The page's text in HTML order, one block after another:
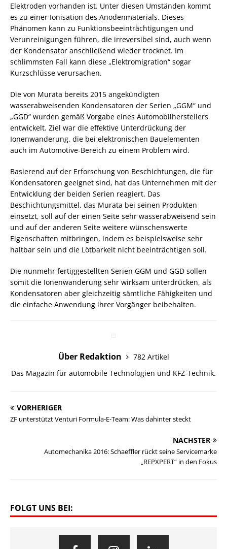
Elektroden vorhanden ist. Unter diesen Umständen kommt
es zu einer Ionisation des Anodenmaterials. Dieses
Phänomen kann zu Funktionsbeeinträchtigungen und
Verunreinigungen führen, die irreversibel sind, auch wenn
der Kondensator anschließend wieder trocknet. Im
schlimmsten Fall kann diese „Elektromigration“ sogar
Kurzschlüsse verursachen.
Die von Murata bereits 2015 angekündigten
wasserabweisenden Kondensatoren der Serien „GGM“ und
„GGD“ wurden gemäß Vorgabe eines Automobilherstellers
entwickelt. Ziel war die effektive Unterdrückung der
Ionenwanderung, die bei elektronischen Bauelementen
auch im Automotive-Bereich zu einem Problem wird.
Basierend auf der Erforschung von Beschichtungen, die für
Kondensatoren geeignet sind, hat das Unternehmen mit der
Entwicklung der beiden Serien reagiert. Das
Beschichtungsmittel, das Murata bei seinen Produkten
einsetzt, soll auf der einen Seite sehr wasserabweisend sein
und auf der anderen Seite weitere wünschenswerte
Eigenschaften mitbringen, indem es beispielsweise sehr
haltbar sein und die Lötbarkeit nicht beeinträchtigen soll.
Die nunmehr fertiggestellten Serien GGM und GGD sollen
somit die Ionenwanderung sehr wirksam unterdrücken, als
Kondensatoren aber gleichzeitig sämtliche Fähigkeiten und
die einfache Anwendung ihrer Vorgänger beibehalten.
Über Redaktion
782 Artikel
Das Magazin für automobile Technologien und KFZ-Technik.
VORHERIGER
ZF unterstützt Venturi Formula-E-Team: Was dahinter steckt
NÄCHSTER
Automechanika 2016: Schaeffler rückt seine Servicemarke
„REPXPERT“ in den Fokus
FOLGT UNS BEI: